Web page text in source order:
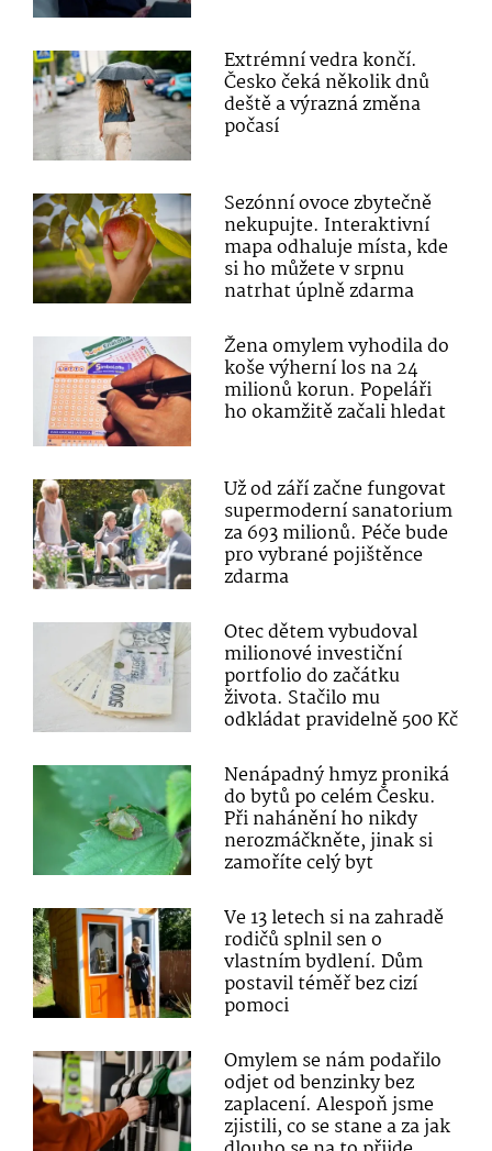
Extrémní vedra končí.
Česko čeká několik dnů
deště a výrazná změna
počasí
Sezónní ovoce zbytečně
nekupujte. Interaktivní
mapa odhaluje místa, kde
si ho můžete v srpnu
natrhat úplně zdarma
Žena omylem vyhodila do
koše výherní los na 24
milionů korun. Popeláři
ho okamžitě začali hledat
Už od září začne fungovat
supermoderní sanatorium
za 693 milionů. Péče bude
pro vybrané pojištěnce
zdarma
Otec dětem vybudoval
milionové investiční
portfolio do začátku
života. Stačilo mu
odkládat pravidelně 500 Kč
Nenápadný hmyz proniká
do bytů po celém Česku.
Při nahánění ho nikdy
nerozmáčkněte, jinak si
zamoříte celý byt
Ve 13 letech si na zahradě
rodičů splnil sen o
vlastním bydlení. Dům
postavil téměř bez cizí
pomoci
Omylem se nám podařilo
odjet od benzinky bez
zaplacení. Alespoň jsme
zjistili, co se stane a za jak